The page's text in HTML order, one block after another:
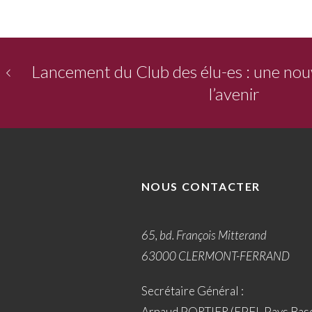
Lancement du Club des élu-es : une
l’avenir
NOUS CONTACTER
65, bd. François Mitterand
63000 CLERMONT-FERRAND
Secrétaire Général :